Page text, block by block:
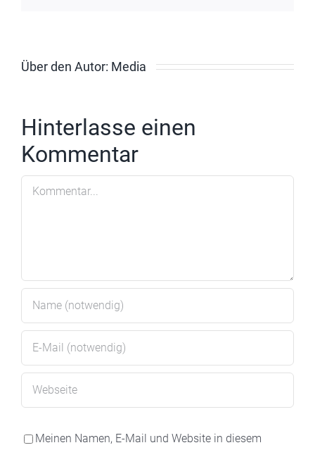
Über den Autor: Media
Hinterlasse einen
Kommentar
Kommentar
Meinen Namen, E-Mail und Website in diesem